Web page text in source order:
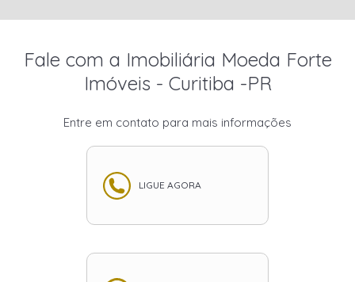
Fale com a Imobiliária Moeda Forte
Imóveis - Curitiba -PR
Entre em contato para mais informações
LIGUE AGORA